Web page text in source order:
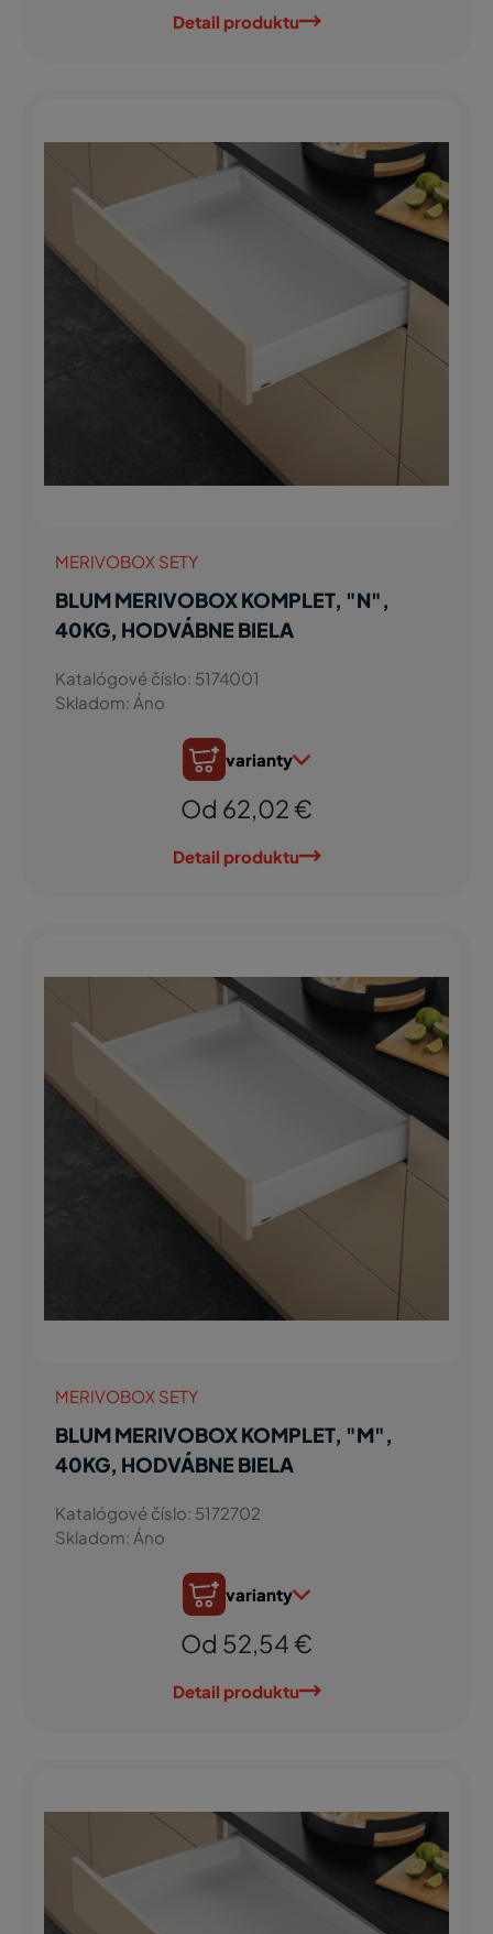
Detail produktu
MERIVOBOX SETY
BLUM MERIVOBOX KOMPLET, "N",
40KG, HODVÁBNE BIELA
Katalógové číslo: 5174001
Skladom: Áno
varianty
Od 62,02 €
Detail produktu
MERIVOBOX SETY
BLUM MERIVOBOX KOMPLET, "M",
40KG, HODVÁBNE BIELA
Katalógové číslo: 5172702
Skladom: Áno
varianty
Od 52,54 €
Detail produktu